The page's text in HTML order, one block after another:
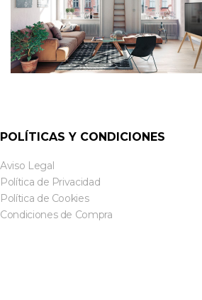
POLÍTICAS Y CONDICIONES
Aviso Legal
Política de Privacidad
Política de Cookies
Condiciones de Compra